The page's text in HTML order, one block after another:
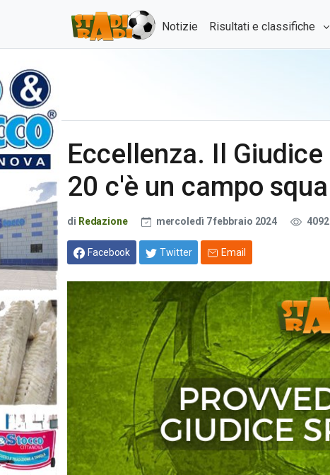
Notizie Risultati e classifiche
Eccellenza. Il
20 c'è un campo
di Redazione mercoledì 7 febbraio 2024 4092
Facebook Twitter Email